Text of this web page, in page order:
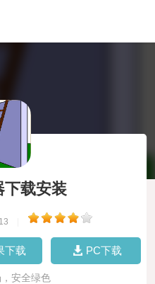
下载安装
下载 PC下载
安全绿色